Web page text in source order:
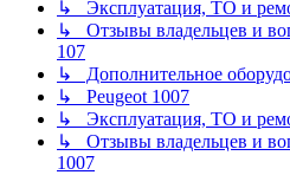
↳ Эксплуатация, ТО и
↳ Отзывы владельцев и
107
↳ Дополнительное
↳ Peugeot 1007
↳ Эксплуатация, ТО и
↳ Отзывы владельцев и
1007